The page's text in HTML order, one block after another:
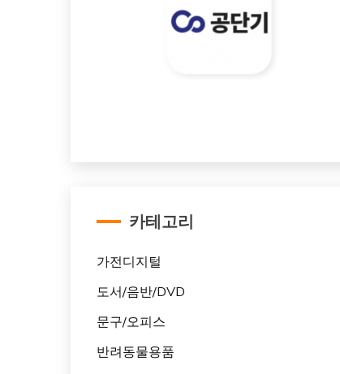
카테고리
가전디지털
도서/음반/DVD
문구/오피스
반려동물용품